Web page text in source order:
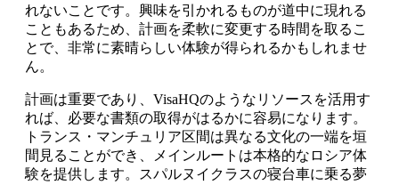
れないことです。興味を引かれるものが道中に現れる
こともあるため、計画を柔軟に変更する時間を取るこ
とで、非常に素晴らしい体験が得られるかもしれませ
ん。
計画は重要であり、VisaHQのようなリソースを活用す
れば、必要な書類の取得がはるかに容易になります。
トランス・マンチュリア区間は異なる文化の一端を垣
間見ることができ、メインルートは本格的なロシア体
験を提供します。スパルヌイクラスの寝台車に乗る夢